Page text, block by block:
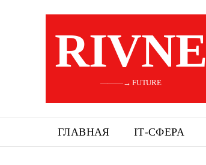
RIVNE
———→ FUTURE
ГЛАВНАЯ ІТ-СФЕРА